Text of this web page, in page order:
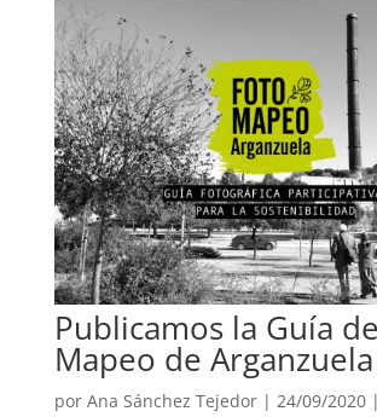
Publicamos la Guía
Mapeo de Arganzuela
por Ana Sánchez Tejedor| 24/09/2020 |